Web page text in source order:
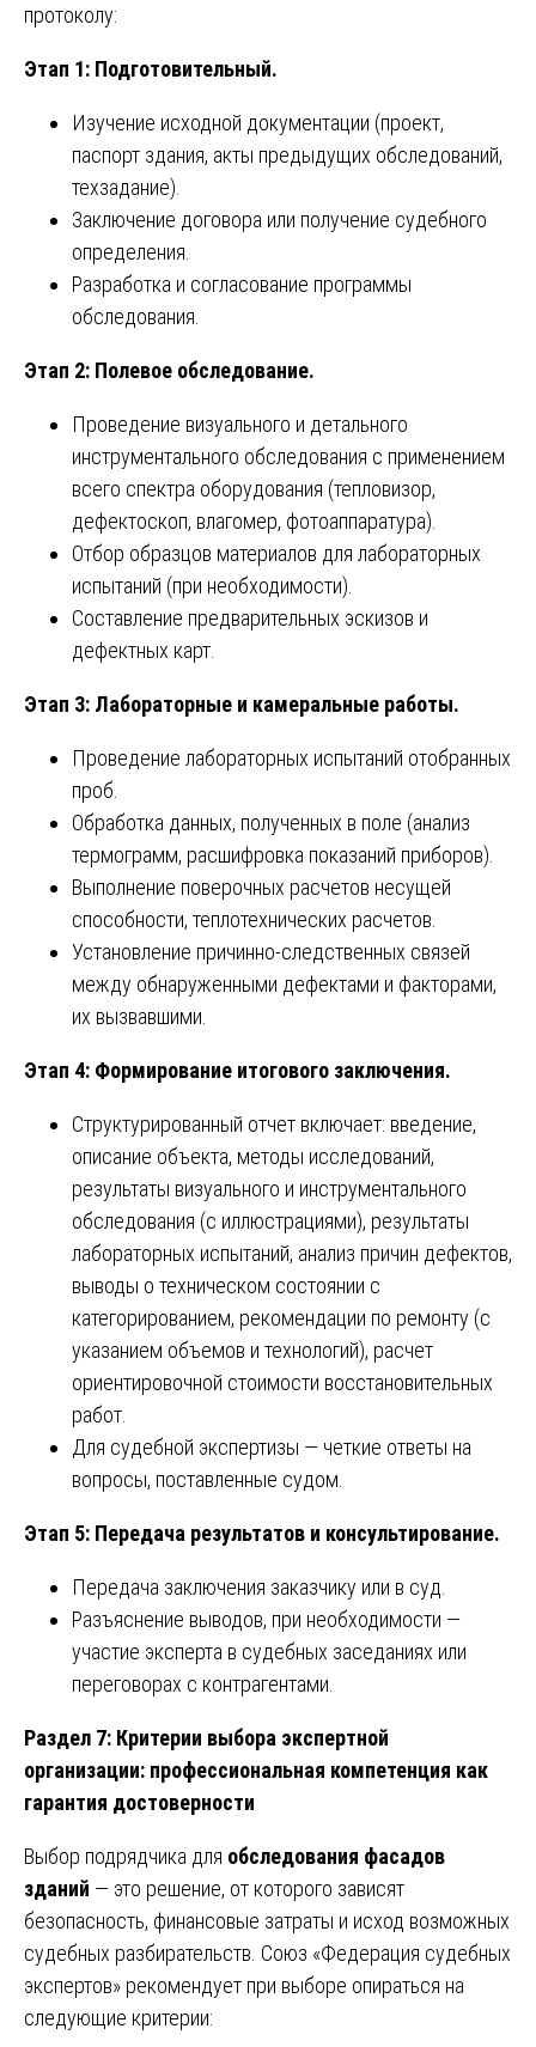
протоколу:
Этап 1: Подготовительный.
Изучение исходной документации (проект,
паспорт здания, акты предыдущих обследований,
техзадание).
Заключение договора или получение судебного
определения.
Разработка и согласование программы
обследования.
Этап 2: Полевое обследование.
Проведение визуального и детального
инструментального обследования с применением
всего спектра оборудования (тепловизор,
дефектоскоп, влагомер, фотоаппаратура).
Отбор образцов материалов для лабораторных
испытаний (при необходимости).
Составление предварительных эскизов и
дефектных карт.
Этап 3: Лабораторные и камеральные работы.
Проведение лабораторных испытаний отобранных
проб.
Обработка данных, полученных в поле (анализ
термограмм, расшифровка показаний приборов).
Выполнение поверочных расчетов несущей
способности, теплотехнических расчетов.
Установление причинно-следственных связей
между обнаруженными дефектами и факторами,
их вызвавшими.
Этап 4: Формирование итогового заключения.
Структурированный отчет включает: введение,
описание объекта, методы исследований,
результаты визуального и инструментального
обследования (с иллюстрациями), результаты
лабораторных испытаний, анализ причин дефектов,
выводы о техническом состоянии с
категорированием, рекомендации по ремонту (с
указанием объемов и технологий), расчет
ориентировочной стоимости восстановительных
работ.
Для судебной экспертизы — четкие ответы на
вопросы, поставленные судом.
Этап 5: Передача результатов и консультирование.
Передача заключения заказчику или в суд.
Разъяснение выводов, при необходимости —
участие эксперта в судебных заседаниях или
переговорах с контрагентами.
Раздел 7: Критерии выбора экспертной
организации: профессиональная компетенция как
гарантия достоверности
Выбор подрядчика для обследования фасадов
зданий — это решение, от которого зависят
безопасность, финансовые затраты и исход возможных
судебных разбирательств. Союз «Федерация судебных
экспертов» рекомендует при выборе опираться на
следующие критерии: